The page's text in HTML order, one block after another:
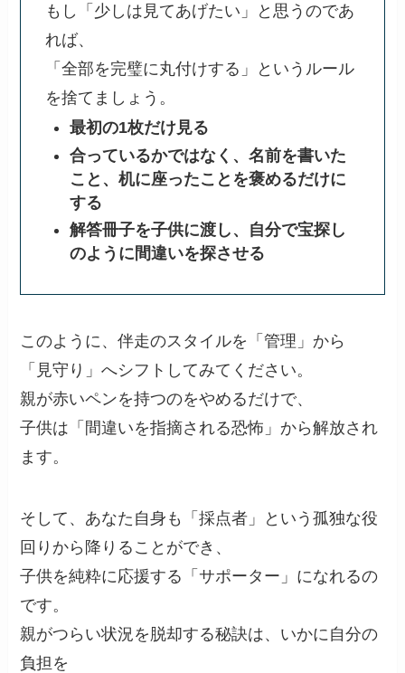
もし「少しは見てあげたい」と思うのであ
れば、
「全部を完璧に丸付けする」というルール
を捨てましょう。
最初の1枚だけ見る
合っているかではなく、名前を書いた
こと、机に座ったことを褒めるだけに
する
解答冊子を子供に渡し、自分で宝探し
のように間違いを探させる
このように、伴走のスタイルを「管理」から
「見守り」へシフトしてみてください。
親が赤いペンを持つのをやめるだけで、
子供は「間違いを指摘される恐怖」から解放され
ます。
そして、あなた自身も「採点者」という孤独な役
回りから降りることができ、
子供を純粋に応援する「サポーター」になれるの
です。
親がつらい状況を脱却する秘訣は、いかに自分の
負担を